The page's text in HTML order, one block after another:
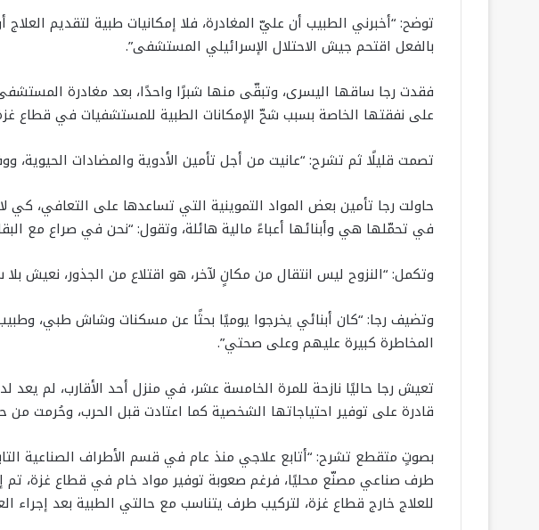
توضح: “أخبرني الطبيب أن عليّ المغادرة، فلا إمكانيات طبية لتقديم
بالفعل اقتحم جيش الاحتلال الإسرائيلي المستشفى”.
فقدت رجا ساقها اليسرى، وتبقّى منها شبرًا واحدًا، بعد مغادرة
على نفقتها الخاصة بسبب شحّ الإمكانات الطبية للمستشفيات في قطاع
تصمت قليلًا ثم تشرح: “عانيت من أجل تأمين الأدوية والمضادات
حاولت رجا تأمين بعض المواد التموينية التي تساعدها على التعافي،
في تحمّلها هي وأبنائها أعباءً مالية هائلة، وتقول: “نحن في صراع مع
وتكمل: “النزوح ليس انتقال من مكانٍ لآخر، هو اقتلاع من الجذور، نعيش
وتضيف رجا: “كان أبنائي يخرجوا يوميًا بحثًا عن مسكنات وشاش طبي،
المخاطرة كبيرة عليهم وعلى صحتي”.
تعيش رجا حاليًا نازحة للمرة الخامسة عشر، في منزل أحد الأقارب، لم
قادرة على توفير احتياجاتها الشخصية كما اعتادت قبل الحرب، وحُرمت
بصوتٍ متقطع تشرح: “أتابع علاجي منذ عام في قسم الأطراف الصناعية
طرف صناعي مصنّع محليًا، فرغم صعوبة توفير مواد خام في قطاع غزة، تم
للعلاج خارج قطاع غزة، لتركيب طرف يتناسب مع حالتي الطبية بعد إجراء